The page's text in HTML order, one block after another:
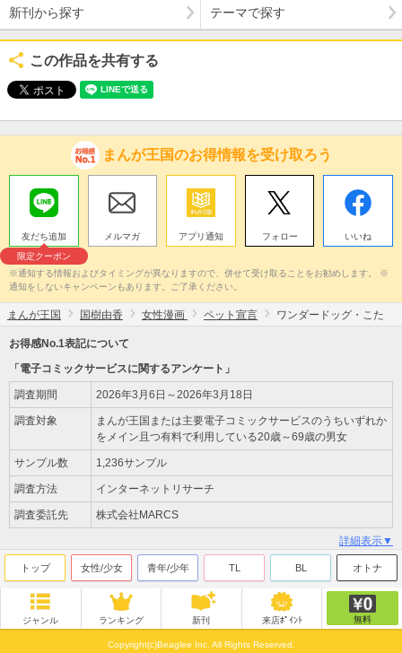
新刊から探す テーマで探す
この作品を共有する
まんが王国のお得情報を受け取ろう
友だち追加
限定クーポン
メルマガ アプリ通知 フォロー いいね
※通知する情報およびタイミングが異なりますので、併せて受け取ることをお勧めします。 ※
通知をしないキャンペーンもあります。ご了承ください。
まんが王国 国樹由香 女性漫画 ペット宣言 ワンダードッグ・こた
お得感No.1表記について
「電子コミックサービスに関するアンケート」
調査期間 2026年3月6日～2026年3月18日
調査対象
まんが王国または主要電子コミックサービスのうちいずれか
をメイン且つ有料で利用している20歳～69歳の男女
サンプル数 1,236サンプル
調査方法 インターネットリサーチ
調査委託先 株式会社MARCS
詳細表示▼
トップ 女性/少女 青年/少年 TL BL オトナ
ジャンル ランキング 新刊 来店ﾎﾟｲﾝﾄ 無料
Copyright(c)Beaglee Inc. All Rights Reserved.